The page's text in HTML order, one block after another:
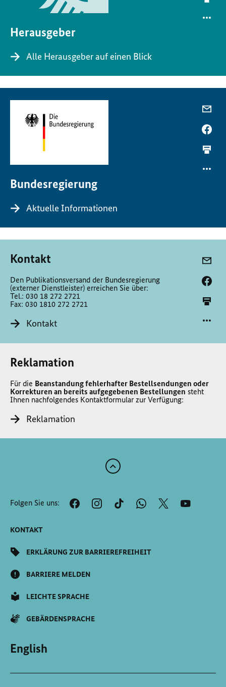
Herausgeber
Alle Herausgeber auf einen Blick
Bundesregierung
Aktuelle Informationen
Kontakt
Den Publikationsversand der Bundesregierung
(externer Dienstleister) erreichen Sie über:
Tel.: 030 18 272 2721
Fax: 030 1810 272 2721
Kontakt
Reklamation
Für die Beanstandung fehlerhafter Bestellsendungen oder
Korrekturen an bereits aufgegebenen Bestellungen steht
Ihnen nachfolgendes Kontaktformular zur Verfügung:
Reklamation
Zum
der
Seite
Folgen Sie uns:
KONTAKT
ERKLÄRUNG ZUR BARRIEREFREIHEIT
BARRIERE MELDEN
LEICHTE SPRACHE
GEBÄRDENSPRACHE
English